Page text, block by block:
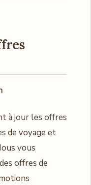
à jour les offres
de voyage et
vous
offres de